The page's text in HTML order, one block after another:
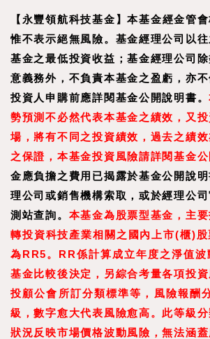
【永豐領航科技基金 】本基金經金管
惟不表示絕無風險。基金經理公司以
基金之最低投資收益；基金經理公司
意義務外，不負責本基金之盈虧，亦不
投資人申購前應詳閱基金公開說明書。
勢預測不必然代表本基金之績效，又
場，將有不同之投資績效，過去之績
之保證，本基金投資風險請詳閱基金
金應負擔之費用已揭露於基金公開說
理公司或銷售機構索取，或於經理公
測站查詢。 本基金為股票型基金，主
轉投資科技產業相關之國內上市(櫃)
為RR5。RR係計算成立年度之淨值波
基金比較後決定，另綜合考量各項投
投顧公會所訂分類標準等，風險報酬
級，數字愈大代表風險愈高。此等級
狀況反映市場價格波動風險，無法涵